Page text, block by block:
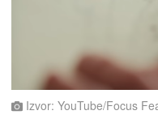
Izvor: YouTube/Focus